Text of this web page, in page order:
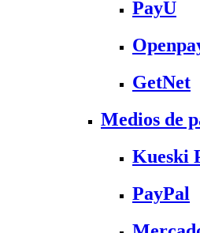
PayU
GetNet
Medios de
Kueski
PayPal